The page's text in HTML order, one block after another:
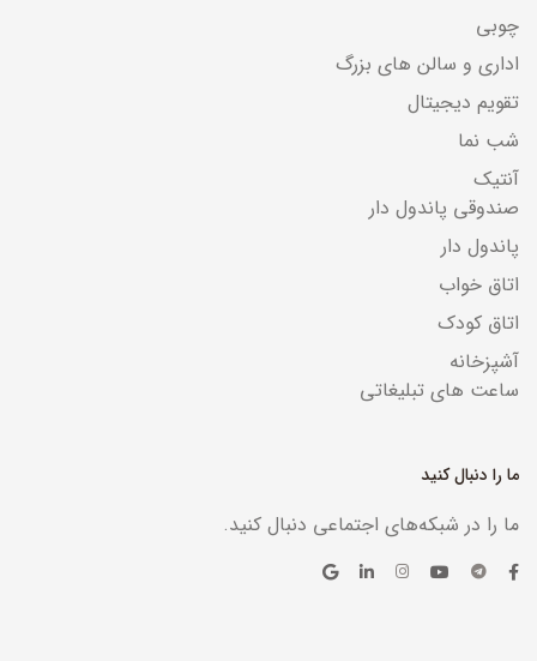
چوبی
اداری و سالن های بزرگ
تقویم دیجیتال
شب نما
آنتیک
صندوقی پاندول دار
پاندول دار
اتاق خواب
اتاق کودک
آشپزخانه
ساعت های تبلیغاتی
ما را دنبال کنید
ما را در شبکه‌های اجتماعی دنبال کنید.